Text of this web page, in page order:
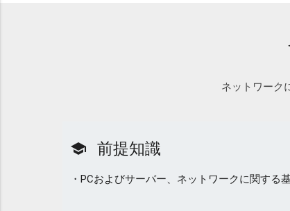
ネットワーク
school 前提知識
・PCおよびサーバー、ネットワークに関する